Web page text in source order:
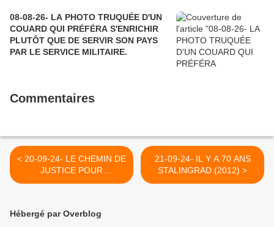
08-08-26- LA PHOTO TRUQUÉE D'UN
COUARD QUI PRÉFÉRA S'ENRICHIR
PLUTÔT QUE DE SERVIR SON PAYS
PAR LE SERVICE MILITAIRE.
Commentaires
< 20-09-24- LE CHEMIN DE
JUSTICE POUR
L'HONNEUR DE TON NOM
21-09-24- IL Y A 70 ANS
STALINGRAD (2012) >
Hébergé par Overblog